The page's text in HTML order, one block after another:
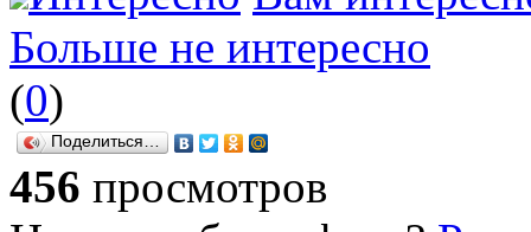
Больше не интересно
(0)
Поделиться…
456 просмотров